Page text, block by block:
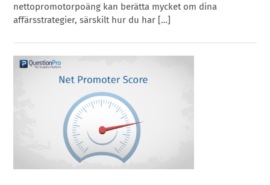
nettopromotorpoäng kan berätta mycket om dina
affärsstrategier, särskilt hur du har […]